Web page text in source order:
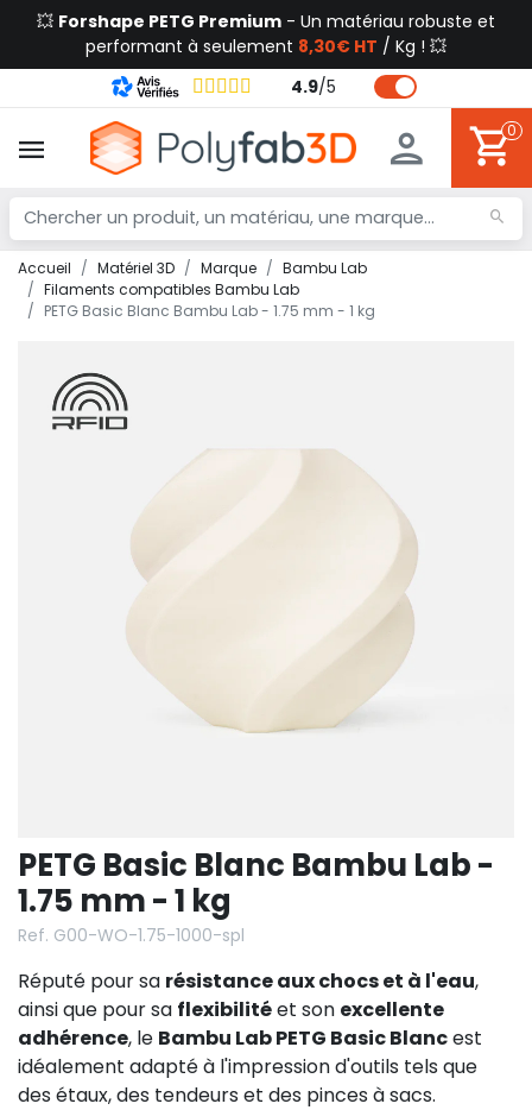
💥 Forshape PETG Premium - Un matériau robuste et
performant à seulement 8,30€ HT / Kg ! 💥
4.9/5
0
Accueil Matériel 3D Marque
Bambu Lab
Filaments compatibles Bambu Lab
PETG Basic Blanc Bambu Lab - 1.75 mm - 1 kg
PETG Basic Blanc Bambu Lab -
1.75 mm - 1 kg
Ref. G00-WO-1.75-1000-spl
Réputé pour sa résistance aux chocs et à l'eau,
ainsi que pour sa flexibilitéet son excellente
adhérence, le Bambu Lab PETG Basic Blancest
idéalement adapté à l'impression d'outils tels que
des étaux, des tendeurs et des pinces à sacs.